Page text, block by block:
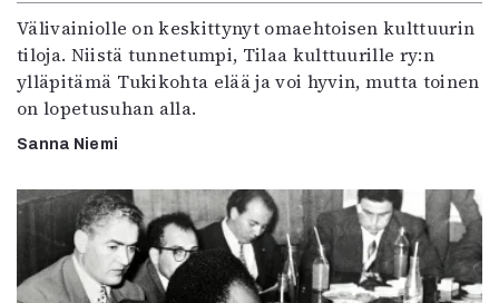
Välivainiolle on keskittynyt omaehtoisen kulttuurin
tiloja. Niistä tunnetumpi, Tilaa kulttuurille ry:n
ylläpitämä Tukikohta elää ja voi hyvin, mutta toinen
on lopetusuhan alla.
Sanna Niemi